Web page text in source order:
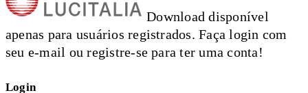
Download disponível
apenas para usuários registrados. Faça login com
seu e-mail ou registre-se para ter uma conta!
Login